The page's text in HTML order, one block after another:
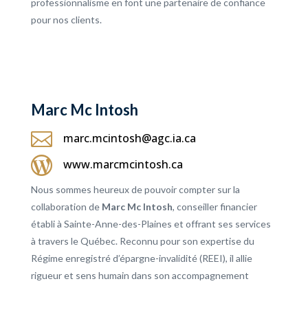
pour nos clients.
Marc Mc Intosh
 marc.mcintosh@agc.ia.ca
 www.marcmcintosh.ca
Nous sommes heureux de pouvoir compter sur la
collaboration de Marc Mc Intosh, conseiller financier
établi à Sainte-Anne-des-Plaines et offrant ses services
à travers le Québec. Reconnu pour son expertise du
Régime enregistré d’épargne-invalidité (REEI), il allie
rigueur et sens humain dans son accompagnement